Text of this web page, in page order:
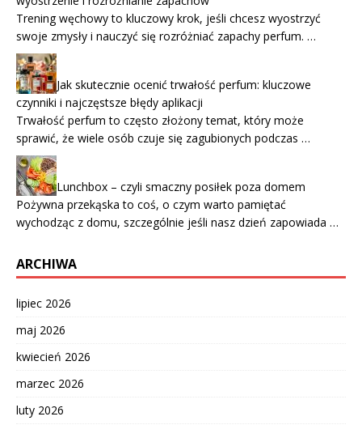
Trening węchowy to kluczowy krok, jeśli chcesz wyostrzyć
swoje zmysły i nauczyć się rozróżniać zapachy perfum. …
Jak skutecznie ocenić trwałość perfum: kluczowe
czynniki i najczęstsze błędy aplikacji
Trwałość perfum to często złożony temat, który może
sprawić, że wiele osób czuje się zagubionych podczas …
Lunchbox – czyli smaczny posiłek poza domem
Pożywna przekąska to coś, o czym warto pamiętać
wychodząc z domu, szczególnie jeśli nasz dzień zapowiada …
ARCHIWA
lipiec 2026
maj 2026
kwiecień 2026
marzec 2026
luty 2026